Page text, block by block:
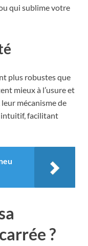
qui sublime votre
plus robustes que
mieux à l’usure et
mécanisme de
intuitif, facilitant
?